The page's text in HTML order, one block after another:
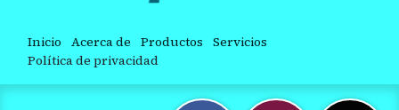
Inicio Acerca de Productos Servicios
Política de privacidad